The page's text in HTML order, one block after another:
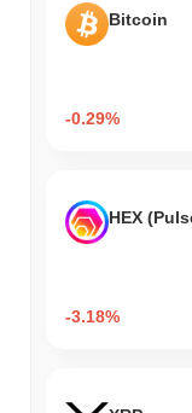
Bitcoin
-0.29%
-3.18%